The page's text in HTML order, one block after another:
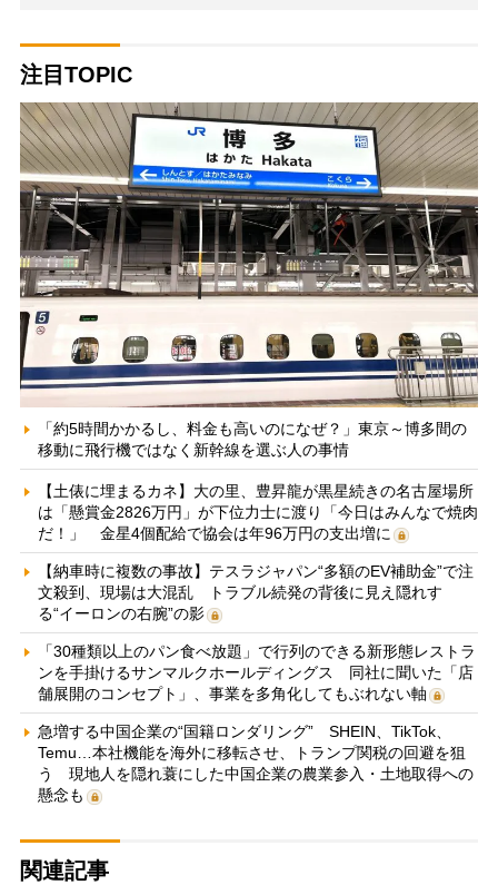
注目TOPIC
「約5時間かかるし、料金も高いのになぜ？」東京～博多間の
移動に飛行機ではなく新幹線を選ぶ人の事情
【土俵に埋まるカネ】大の里、豊昇龍が黒星続きの名古屋場所
は「懸賞金2826万円」が下位力士に渡り「今日はみんなで焼肉
だ！」 金星4個配給で協会は年96万円の支出増に
【納車時に複数の事故】テスラジャパン“多額のEV補助金”で注
文殺到、現場は大混乱 トラブル続発の背後に見え隠れす
る“イーロンの右腕”の影
「30種類以上のパン食べ放題」で行列のできる新形態レストラ
ンを手掛けるサンマルクホールディングス 同社に聞いた「店
舗展開のコンセプト」、事業を多角化してもぶれない軸
急増する中国企業の“国籍ロンダリング” SHEIN、TikTok、
Temu…本社機能を海外に移転させ、トランプ関税の回避を狙
う 現地人を隠れ蓑にした中国企業の農業参入・土地取得への
懸念も
関連記事